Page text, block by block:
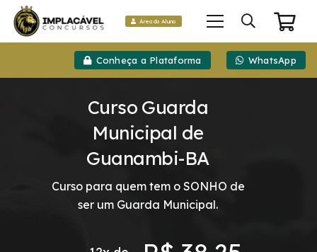
Área do Aluno
Conheça a Plataforma WhatsApp
Curso Guarda
Municipal de
Guanambi-BA
Curso para quem tem o SONHO de
ser um Guarda Municipal.